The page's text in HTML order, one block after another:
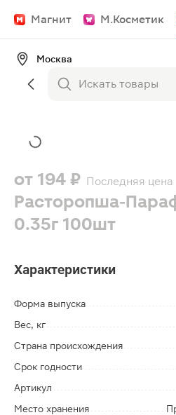
Магнит М.Косметик
Москва
от 194 ₽ Последняя цена
Расторопша-
0.35г 100шт
Характеристики
Форма выпуска
Вес, кг
Страна происхождения
Срок годности
Артикул
Место хранения